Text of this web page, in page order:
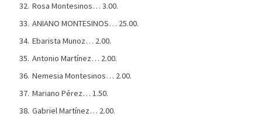
Rosa Montesinos… 3.00.
ANIANO MONTESINOS… 25.00.
Ebarista Munoz… 2.00.
Antonio Martínez… 2.00.
Nemesia Montesinos… 2.00.
Mariano Pérez… 1.50.
Gabriel Martínez… 2.00.